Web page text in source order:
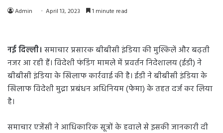
Admin April 13, 2023 1 minute read
नई दिल्ली। समाचार प्रसारक बीबीसी इंडिया की मुश्किलें और बढ़ती
नजर आ रही हैं। विदेशी फंडिंग मामले में प्रवर्तन निदेशालय (ईडी) ने
बीबीसी इंडिया के खिलाफ कार्रवाई की है। ईडी ने बीबीसी इंडिया के
खिलाफ विदेशी मुद्रा प्रबंधन अधिनियम (फेमा) के तहत दर्ज कर लिया
है।
समाचार एजेंसी ने आधिकारिक सूत्रों के हवाले से इसकी जानकारी दी